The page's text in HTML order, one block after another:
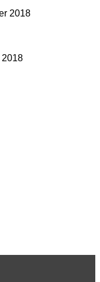
2018
2018